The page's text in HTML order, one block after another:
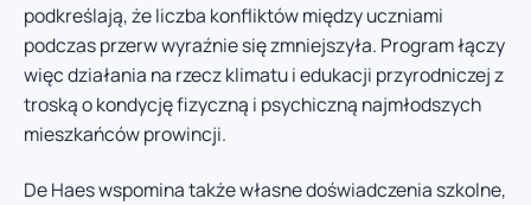
podkreślają, że liczba konfliktów między uczniami
podczas przerw wyraźnie się zmniejszyła. Program łączy
więc działania na rzecz klimatu i edukacji przyrodniczej z
troską o kondycję fizyczną i psychiczną najmłodszych
mieszkańców prowincji.
De Haes wspomina także własne doświadczenia szkolne,